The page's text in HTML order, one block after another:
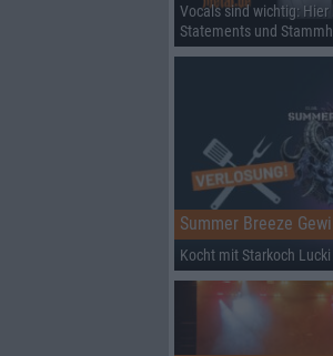
Vocals sind wichtig: Hier
Statements und
Summer Breeze
Kocht mit Starkoch